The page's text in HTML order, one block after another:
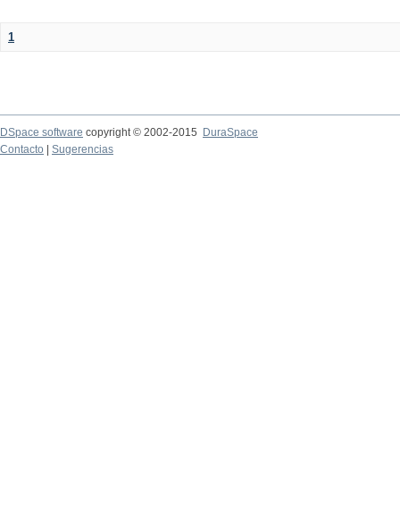
1
DSpace software copyright © 2002-2015
DuraSpace
Contacto
Sugerencias